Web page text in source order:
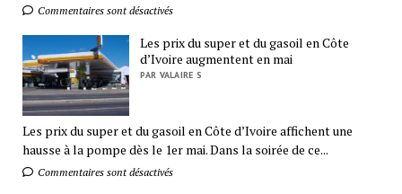
Commentaires sont désactivés
Les prix du super et du gasoil en Côte
d’Ivoire augmentent en mai
PAR VALAIRE S
Les prix du super et du gasoil en Côte d’Ivoire affichent une
hausse à la pompe dès le 1er mai. Dans la soirée de ce...
Commentaires sont désactivés